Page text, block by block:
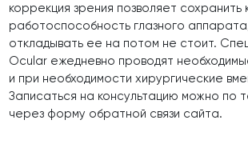
коррекция зрения позволяет сохранить
работоспособность глазного
откладывать ее на потом не стоит.
Ocular ежедневно проводят
и при необходимости хирургические
Записаться на консультацию можно по
через форму обратной связи сайта.